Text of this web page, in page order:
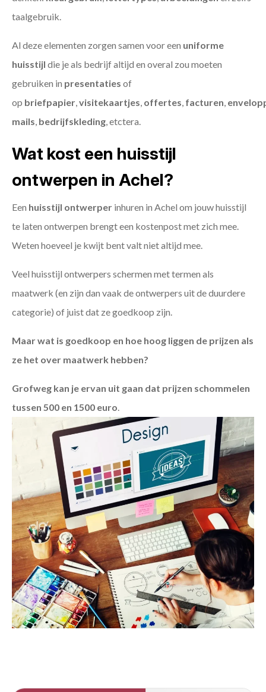
taalgebruik.
Al deze elementen zorgen samen voor een uniforme
huisstijl die je als bedrijf altijd en overal zou moeten
gebruiken in presentaties of
op briefpapier,visitekaartjes, offertes, facturen,
mails, bedrijfskleding, etctera.
Wat kost een huisstijl
ontwerpen in Achel?
Een huisstijl ontwerper inhuren in Achel om jouw huisstijl
te laten ontwerpen brengt een kostenpost met zich mee.
Weten hoeveel je kwijt bent valt niet altijd mee.
Veel huisstijl ontwerpers schermen met termen als
maatwerk (en zijn dan vaak de ontwerpers uit de duurdere
categorie) of juist dat ze goedkoop zijn.
Maar wat is goedkoop en hoe hoog liggen de prijzen als
ze het over maatwerk hebben?
Grofweg kan je ervan uit gaan dat prijzen schommelen
tussen 500 en 1500 euro.